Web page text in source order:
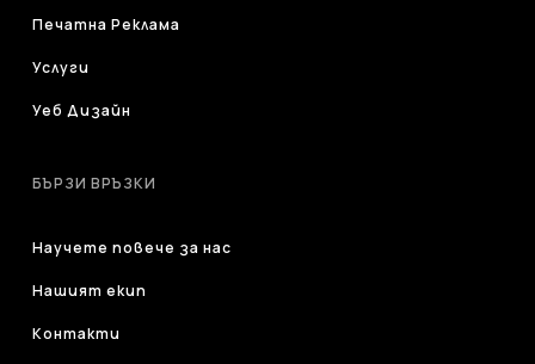
Печатна Реклама
Услуги
Уеб Дизайн
БЪРЗИ ВРЪЗКИ
Научете повече за нас
Нашият екип
Контакти